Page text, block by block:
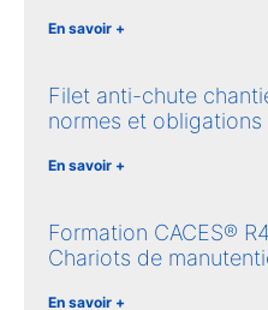
En savoir +
Filet anti-chute
normes et
En savoir +
Formation CACES®
Chariots de
En savoir +